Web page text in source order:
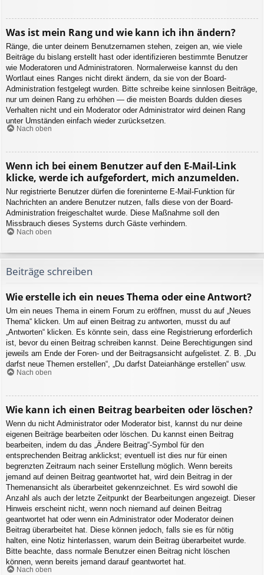
Was ist mein Rang und wie kann ich ihn ändern?
Ränge, die unter deinem Benutzernamen stehen, zeigen an, wie viele
Beiträge du bislang erstellt hast oder identifizieren bestimmte Benutzer
wie Moderatoren und Administratoren. Normalerweise kannst du den
Wortlaut eines Ranges nicht direkt ändern, da sie von der Board-
Administration festgelegt wurden. Bitte schreibe keine sinnlosen Beiträge,
nur um deinen Rang zu erhöhen — die meisten Boards dulden dieses
Verhalten nicht und ein Moderator oder Administrator wird deinen Rang
unter Umständen einfach wieder zurücksetzen.
Nach oben
Wenn ich bei einem Benutzer auf den E-Mail-Link
klicke, werde ich aufgefordert, mich anzumelden.
Nur registrierte Benutzer dürfen die foreninterne E-Mail-Funktion für
Nachrichten an andere Benutzer nutzen, falls diese von der Board-
Administration freigeschaltet wurde. Diese Maßnahme soll den
Missbrauch dieses Systems durch Gäste verhindern.
Nach oben
Beiträge schreiben
Wie erstelle ich ein neues Thema oder eine Antwort?
Um ein neues Thema in einem Forum zu eröffnen, musst du auf „Neues
Thema“ klicken. Um auf einen Beitrag zu antworten, musst du auf
„Antworten“ klicken. Es könnte sein, dass eine Registrierung erforderlich
ist, bevor du einen Beitrag schreiben kannst. Deine Berechtigungen sind
jeweils am Ende der Foren- und der Beitragsansicht aufgelistet. Z. B. „Du
darfst neue Themen erstellen“, „Du darfst Dateianhänge erstellen“ usw.
Nach oben
Wie kann ich einen Beitrag bearbeiten oder löschen?
Wenn du nicht Administrator oder Moderator bist, kannst du nur deine
eigenen Beiträge bearbeiten oder löschen. Du kannst einen Beitrag
bearbeiten, indem du das „Ändere Beitrag“-Symbol für den
entsprechenden Beitrag anklickst; eventuell ist dies nur für einen
begrenzten Zeitraum nach seiner Erstellung möglich. Wenn bereits
jemand auf deinen Beitrag geantwortet hat, wird dein Beitrag in der
Themenansicht als überarbeitet gekennzeichnet. Es wird sowohl die
Anzahl als auch der letzte Zeitpunkt der Bearbeitungen angezeigt. Dieser
Hinweis erscheint nicht, wenn noch niemand auf deinen Beitrag
geantwortet hat oder wenn ein Administrator oder Moderator deinen
Beitrag überarbeitet hat. Diese können jedoch, falls sie es für nötig
halten, eine Notiz hinterlassen, warum dein Beitrag überarbeitet wurde.
Bitte beachte, dass normale Benutzer einen Beitrag nicht löschen
können, wenn bereits jemand darauf geantwortet hat.
Nach oben